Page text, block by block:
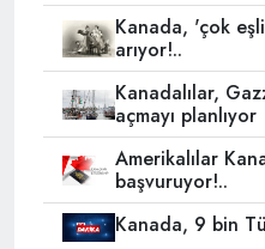
Kanada, 'çok
arıyor!..
Kanadalılar,
açmayı planlıyor
Amerikalılar
başvuruyor!..
Kanada, 9 bin